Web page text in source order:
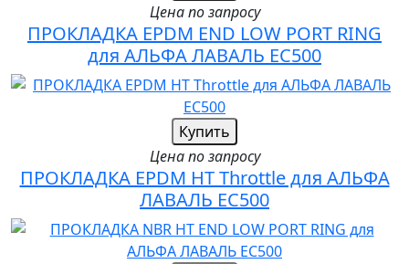
Цена по запросу
ПРОКЛАДКА EPDM END LOW PORT RING
для АЛЬФА ЛАВАЛЬ EC500
Купить
Цена по запросу
ПРОКЛАДКА EPDM HT Throttle для АЛЬФА
ЛАВАЛЬ EC500